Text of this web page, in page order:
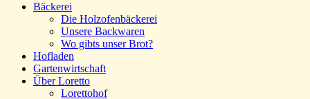
Bäckerei
Die Holzofenbäckerei
Unsere Backwaren
Wo gibts unser Brot?
Hofladen
Gartenwirtschaft
Über Loretto
Lorettohof